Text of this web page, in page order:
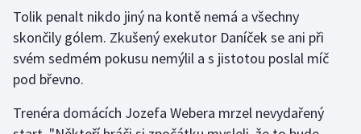
Parasport
Plavání
Plážový volejbal
Tolik penalt nikdo jiný na kontě nemá a všechny
skončily gólem. Zkušený exekutor Daníček se ani při
svém sedmém pokusu nemýlil a s jistotou poslal míč
pod břevno.
Trenéra domácích Jozefa Webera mrzel nevydařený